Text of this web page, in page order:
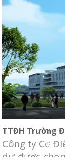
trong ngành
cầu. Dự án là
TTĐH Trường
Công ty Cơ
dự được